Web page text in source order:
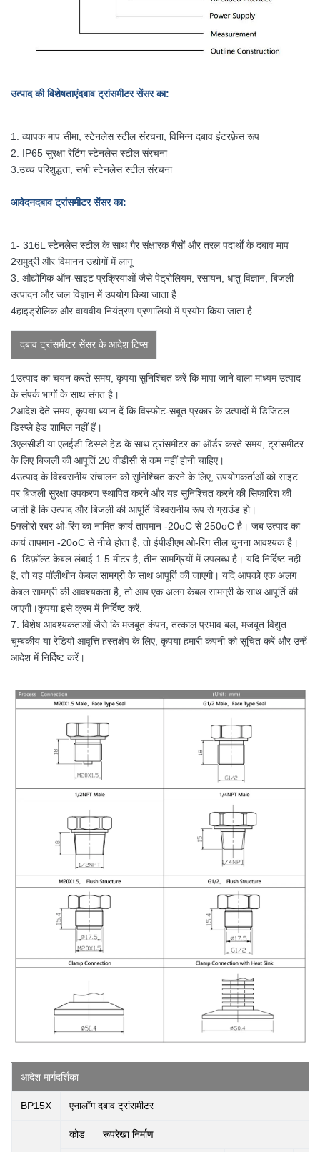
उत्पाद की विशेषताएंदबाव ट्रांसमीटर सेंसर का:
1. व्यापक माप सीमा, स्टेनलेस स्टील संरचना, विभिन्न दबाव इंटरफ़ेस रूप
2. IP65 सुरक्षा रेटिंग स्टेनलेस स्टील संरचना
3. उच्च परिशुद्धता, सभी स्टेनलेस स्टील संरचना
आवेदनदबाव ट्रांसमीटर सेंसर का:
1- 316L स्टेनलेस स्टील के साथ गैर संक्षारक गैसों और तरल पदार्थों के दबाव माप
2समुद्री और विमानन उद्योगों में लागू
3. औद्योगिक ऑन-साइट प्रक्रियाओं जैसे पेट्रोलियम, रसायन, धातु विज्ञान, बिजली
उत्पादन और जल विज्ञान में उपयोग किया जाता है
4हाइड्रोलिक और वायवीय नियंत्रण प्रणालियों में प्रयोग किया जाता है
दबाव ट्रांसमीटर सेंसर के आदेश टिप्स
1उत्पाद का चयन करते समय, कृपया सुनिश्चित करें कि मापा जाने वाला माध्यम उत्पाद
के संपर्क भागों के साथ संगत है।
2आदेश देते समय, कृपया ध्यान दें कि विस्फोट-सबूत प्रकार के उत्पादों में डिजिटल
डिस्प्ले हेड शामिल नहीं हैं।
3एलसीडी या एलईडी डिस्प्ले हेड के साथ ट्रांसमीटर का ऑर्डर करते समय, ट्रांसमीटर
के लिए बिजली की आपूर्ति 20 वीडीसी से कम नहीं होनी चाहिए।
4उत्पाद के विश्वसनीय संचालन को सुनिश्चित करने के लिए, उपयोगकर्ताओं को साइट
पर बिजली सुरक्षा उपकरण स्थापित करने और यह सुनिश्चित करने की सिफारिश की
जाती है कि उत्पाद और बिजली की आपूर्ति विश्वसनीय रूप से ग्राउंड हो।
5फ्लोरो रबर ओ-रिंग का नामित कार्य तापमान -20oC से 250oC है। जब उत्पाद का
कार्य तापमान -20oC से नीचे होता है, तो ईपीडीएम ओ-रिंग सील चुनना आवश्यक है।
6. डिफ़ॉल्ट केबल लंबाई 1.5 मीटर है, तीन सामग्रियों में उपलब्ध है। यदि निर्दिष्ट नहीं
है, तो यह पॉलीथीन केबल सामग्री के साथ आपूर्ति की जाएगी। यदि आपको एक अलग
केबल सामग्री की आवश्यकता है, तो आप एक अलग केबल सामग्री के साथ आपूर्ति की
जाएगी।कृपया इसे क्रम में निर्दिष्ट करें.
7. विशेष आवश्यकताओं जैसे कि मजबूत कंपन, तत्काल प्रभाव बल, मजबूत विद्युत
चुम्बकीय या रेडियो आवृत्ति हस्तक्षेप के लिए, कृपया हमारी कंपनी को सूचित करें और उन्हें
आदेश में निर्दिष्ट करें।
आदेश मार्गदर्शिका
BP15X एनालॉग दबाव ट्रांसमीटर
कोड रूपरेखा निर्माण